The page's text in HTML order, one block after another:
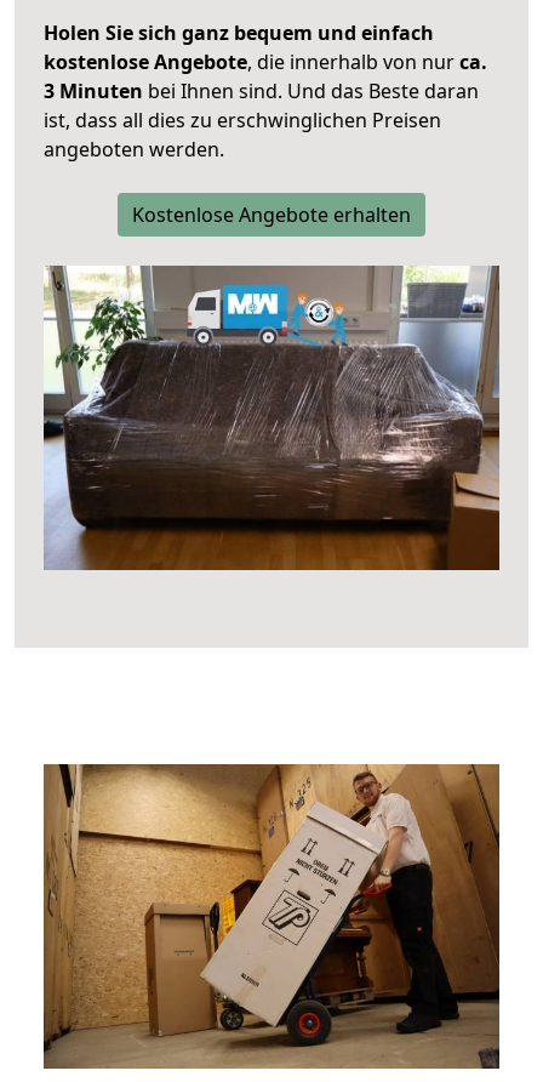
Holen Sie sich ganz bequem und einfach
kostenlose Angebote, die innerhalb von nurca.
3 Minuten bei Ihnen sind. Und das Beste daran
ist, dass all dies zu erschwinglichen Preisen
angeboten werden.
Kostenlose Angebote erhalten